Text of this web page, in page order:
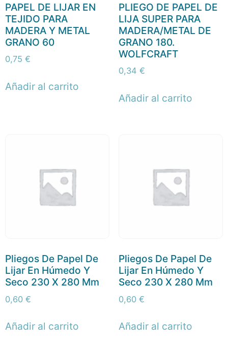
PAPEL DE LIJAR EN
TEJIDO PARA
MADERA Y METAL
GRANO 60
0,75 €
Añadir al carrito
PLIEGO DE PAPEL DE
LIJA SUPER PARA
MADERA/METAL DE
GRANO 180.
WOLFCRAFT
0,34 €
Añadir al carrito
Pliegos De Papel De
Lijar En Húmedo Y
Seco 230 X 280 Mm
0,60 €
Añadir al carrito
Pliegos De Papel De
Lijar En Húmedo Y
Seco 230 X 280 Mm
0,60 €
Añadir al carrito